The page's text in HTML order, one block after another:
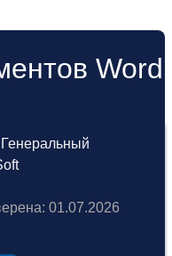
Word
Генеральный
01.07.2026